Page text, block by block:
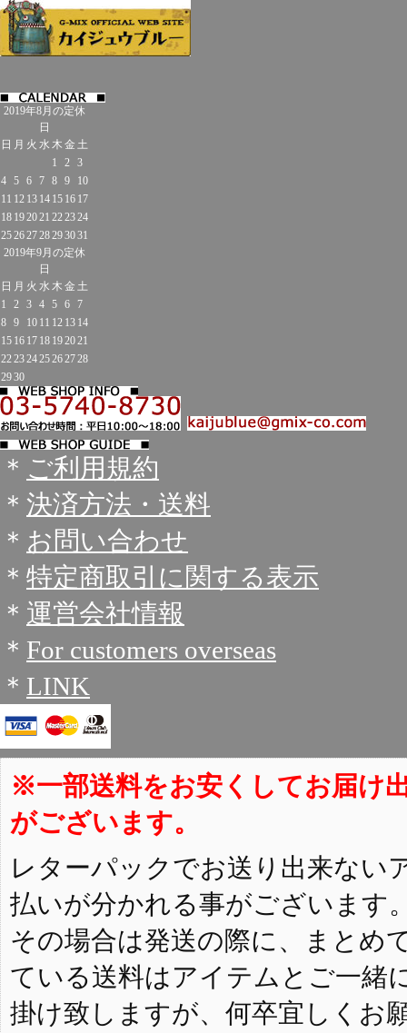
2019年8月の定休
日
日 月 火 水 木 金 土
1
2 3
4 5 6 7 8 9
10
11 12 13 14 15 16 17
18 192021 222324
25262728293031
2019年9月の定休
日
日 月 火 水 木 金 土
1
2 3 4 5 6 7
8 9 10 11 12 13 14
15 16 17 18 192021
22232425262728
2930
＊ ご利用規約
＊ 決済方法・送料
＊ お問い合わせ
＊ 特定商取引に関する表示
＊ 運営会社情報
＊ For customers overseas
＊ LINK
※一部送料をお安くしてお届け
がございます。
レターパックでお送り出来ない
払いが分かれる事がございます
その場合は発送の際に、まとめ
ている送料はアイテムとご一緒
掛け致しますが、何卒宜しくお